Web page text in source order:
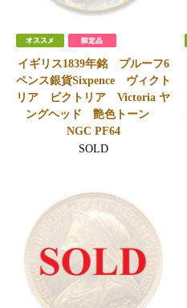
イギリス1839年銘 プルーフ6
ペンス銀貨Sixpence ヴィクト
リア ビクトリア Victoria ヤ
ングヘッド 艶色トーン
NGC PF64
SOLD